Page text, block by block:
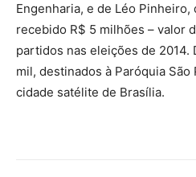
Engenharia, e de Léo Pinheiro,
recebido R$ 5 milhões – valor
partidos nas eleições de 2014.
mil, destinados à Paróquia São
cidade satélite de Brasília.